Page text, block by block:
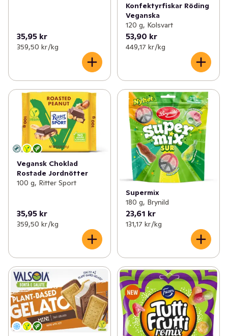
35,95 kr
359,50 kr /kg
Konfektyrfiskar Röding
Veganska
120 g, Kolsvart
53,90 kr
449,17 kr /kg
Vegansk Choklad
Rostade Jordnötter
100 g, Ritter Sport
35,95 kr
359,50 kr /kg
Supermix
180 g, Brynild
23,61 kr
131,17 kr /kg